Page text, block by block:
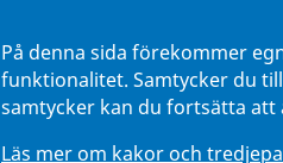
På denna sida förekommer
funktionalitet. Samtycker du
samtycker kan du fortsätta att
Läs mer om kakor och